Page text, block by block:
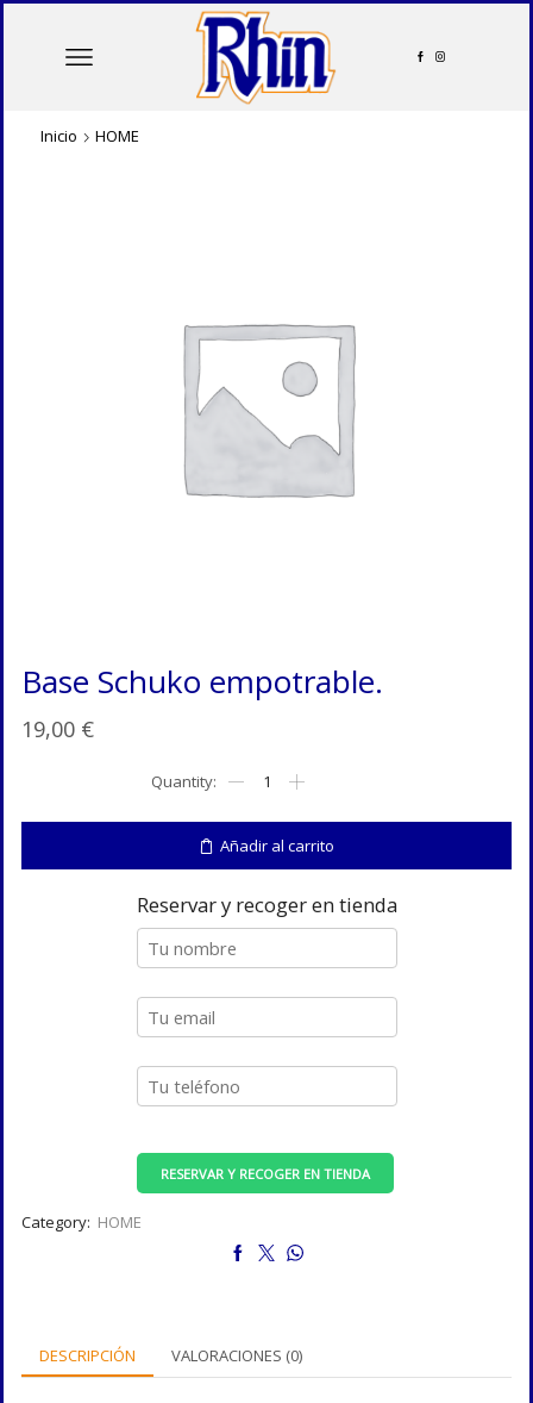
Inicio HOME
Base Schuko empotrable.
19,00 €
Schuko
Añadir al carrito
Reservar y recoger en tienda
RESERVAR Y RECOGER EN TIENDA
Category: HOME
DESCRIPCIÓN VALORACIONES (0)